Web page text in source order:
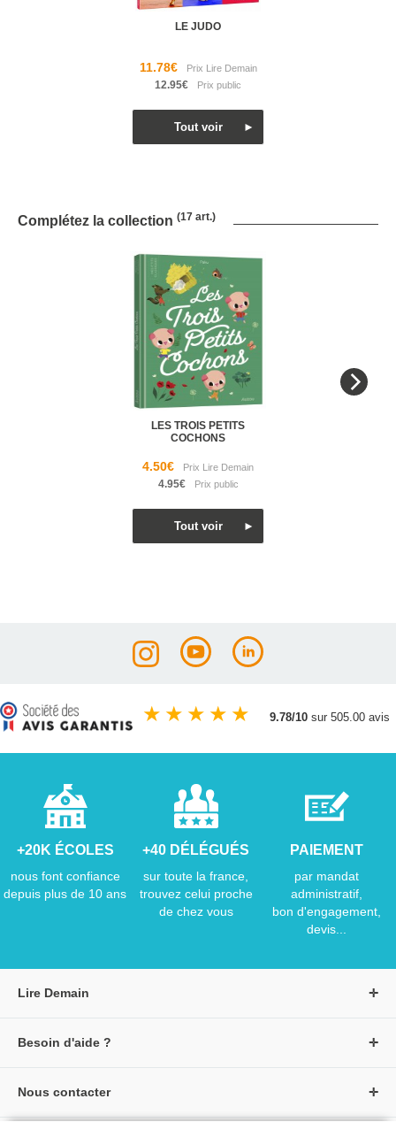
LE JUDO
11.78€
12.95€
Complétez la collection (17 art.)
LES TROIS PETITS
COCHONS
4.50€
4.95€
★ ★ ★ ★ ★ 9.78/10 sur 505.00 avis
+20K ÉCOLES
nous font confiance
depuis plus de 10 ans
+40 DÉLÉGUÉS
sur toute la france,
trouvez celui proche
de chez vous
PAIEMENT
par mandat
administratif,
bon d'engagement,
devis...
Lire Demain
Créer un compte
Besoin d'aide ?
Nous contacter